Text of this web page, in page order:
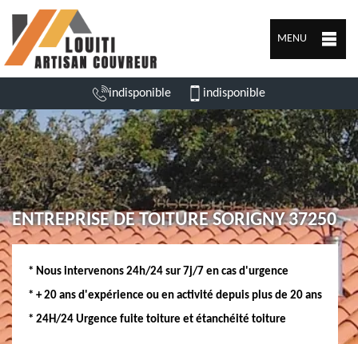
MENU
indisponible indisponible
ENTREPRISE DE TOITURE SORIGNY 37250
* Nous intervenons 24h/24 sur 7j/7 en cas d'urgence
* + 20 ans d'expérience ou en activité depuis plus de 20 ans
* 24H/24 Urgence fuite toiture et étanchéité toiture